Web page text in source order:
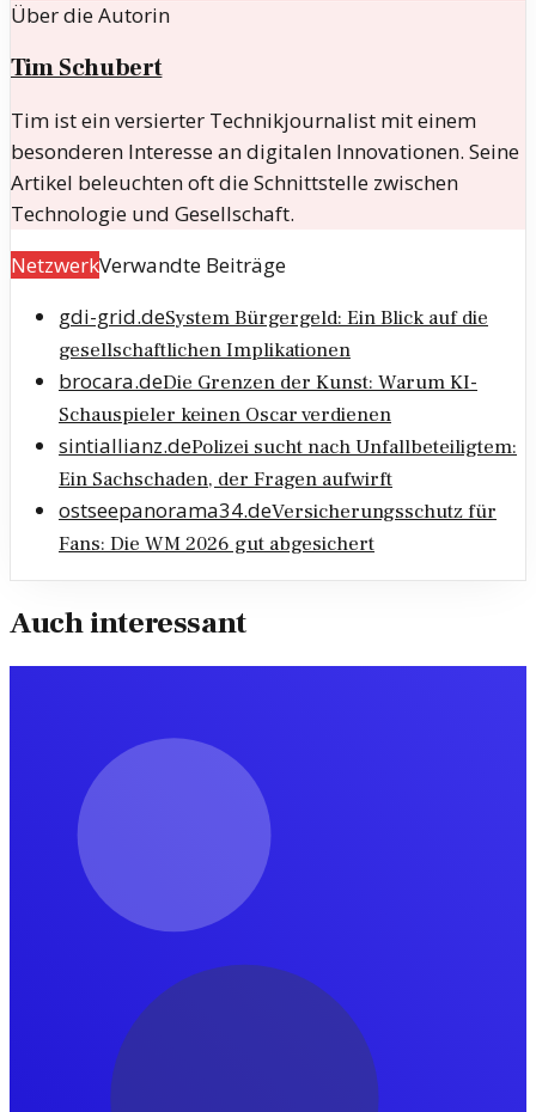
Über die Autorin
Tim Schubert
Tim ist ein versierter Technikjournalist mit einem
besonderen Interesse an digitalen Innovationen. Seine
Artikel beleuchten oft die Schnittstelle zwischen
Technologie und Gesellschaft.
NetzwerkVerwandte Beiträge
gdi-grid.deSystem Bürgergeld: Ein Blick auf die
gesellschaftlichen Implikationen
brocara.deDie Grenzen der Kunst: Warum KI-
Schauspieler keinen Oscar verdienen
sintiallianz.dePolizei sucht nach Unfallbeteiligtem:
Ein Sachschaden, der Fragen aufwirft
ostseepanorama34.deVersicherungsschutz für
Fans: Die WM 2026 gut abgesichert
Auch interessant